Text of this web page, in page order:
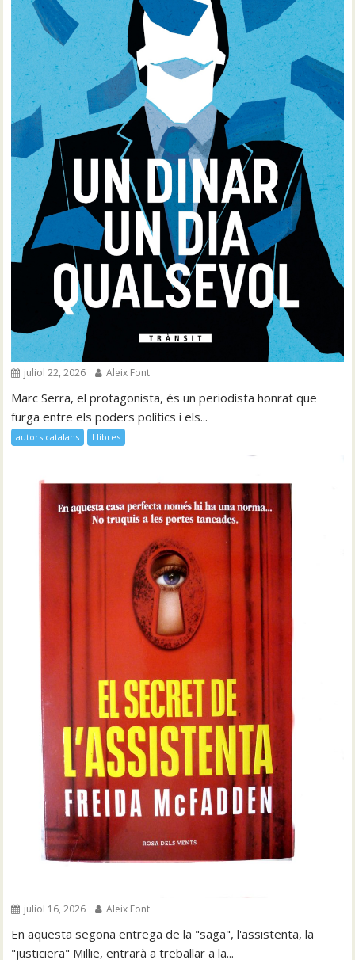
juliol 22, 2026 Aleix Font
Marc Serra, el protagonista, és un periodista honrat que
furga entre els poders polítics i els...
autors catalans Llibres
juliol 16, 2026 Aleix Font
En aquesta segona entrega de la "saga", l'assistenta, la
"justiciera" Millie, entrarà a treballar a la...